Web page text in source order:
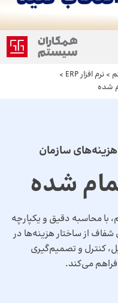
> نرم افزار ERP
>
شده
سازمان
شده
با محاسبه دقیق و یکپارچه
از ساختار هزینه‌ها در
کنترل و تصمیم‌گیری
فراهم می‌کند.